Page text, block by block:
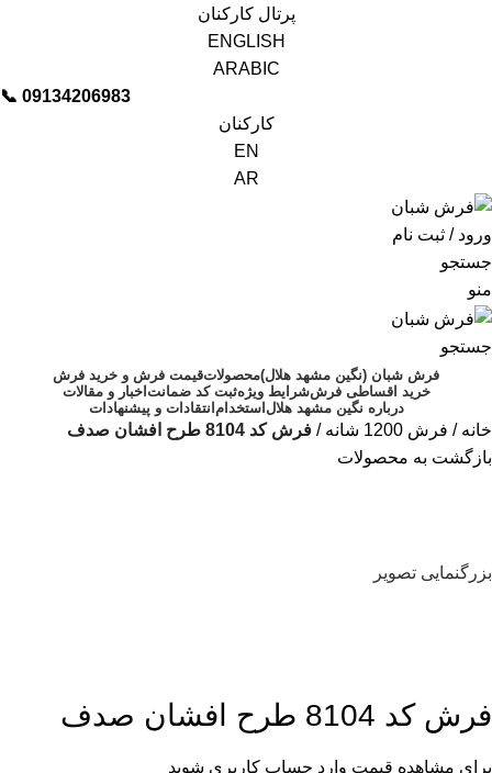
پرتال کارکنان
ENGLISH
ARABIC
📞︁ 09134206983
کارکنان
EN
AR
ورود / ثبت نام
جستجو
منو
جستجو
فرش شبان (نگین مشهد هلال)محصولاتقیمت فرش و خرید فرش
خرید اقساطی فرششرایط ویژهثبت کد ضمانتاخبار و مقالات
درباره نگین مشهد هلالاستخدامانتقادات و پیشنهادات
خانه فرش 1200 شانه
فرش کد 8104 طرح افشان صدف
بازگشت به محصولات
بزرگنمایی تصویر
فرش کد 8104 طرح افشان صدف
برای مشاهده قیمت وارد حساب کاربری شوید